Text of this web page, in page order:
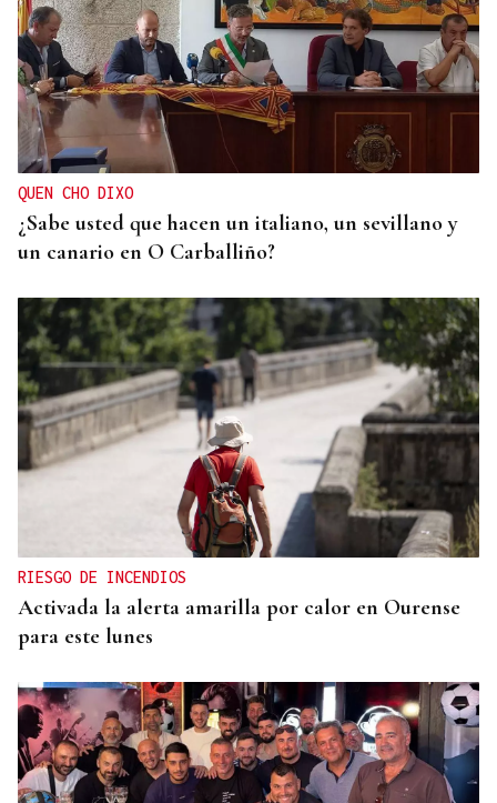
DERROTA
Demasiado rival en Barreiro para la UD Ourense
(2-0)
QUEN CHO DIXO
¿Sabe usted que hacen un italiano, un sevillano y
un canario en O Carballiño?
RIESGO DE INCENDIOS
Activada la alerta amarilla por calor en Ourense
para este lunes